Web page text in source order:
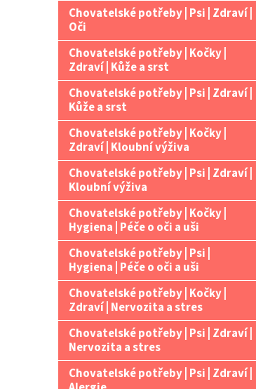
Chovatelské potřeby | Psi | Zdraví |
Oči
Chovatelské potřeby | Kočky |
Zdraví | Kůže a srst
Chovatelské potřeby | Psi | Zdraví |
Kůže a srst
Chovatelské potřeby | Kočky |
Zdraví | Kloubní výživa
Chovatelské potřeby | Psi | Zdraví |
Kloubní výživa
Chovatelské potřeby | Kočky |
Hygiena | Péče o oči a uši
Chovatelské potřeby | Psi |
Hygiena | Péče o oči a uši
Chovatelské potřeby | Kočky |
Zdraví | Nervozita a stres
Chovatelské potřeby | Psi | Zdraví |
Nervozita a stres
Chovatelské potřeby | Psi | Zdraví |